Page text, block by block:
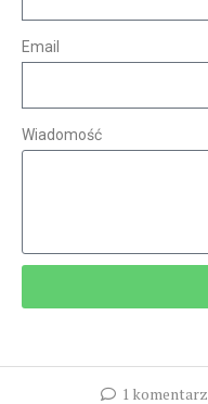
Email
Wiadomość
1 komentarz